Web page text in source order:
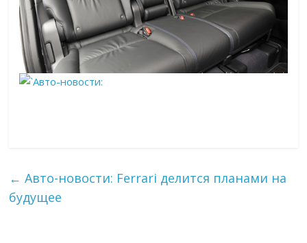
← Авто-новости: Ferrari делится планами на
будущее